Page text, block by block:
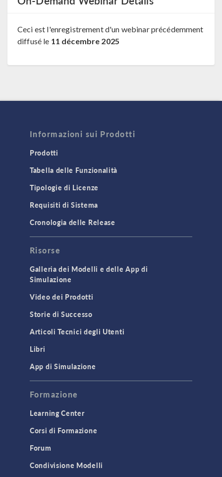
Ceci est l'enregistrement d'un webinar précédemment
diffusé le 11 décembre 2025
Informazioni sui Prodotti
Prodotti
Tabella delle Funzionalità
Tipologie di Licenze
Requisiti di Sistema
Cronologia delle Release
Risorse
Galleria dei Modelli e delle App di
Simulazione
Video dei Prodotti
Storie di Successo
Articoli Tecnici degli Utenti
Libri
App di Simulazione
Formazione
Learning Center
Corsi di Formazione
Forum
Condivisione Modelli